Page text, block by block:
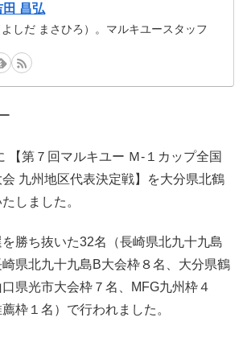
田 昌弘
よしだ まさひろ）。マルキユースタッフ
【第７回マルキユー Ｍ-１カップ全国
九州地区代表決定戦】を大分県北鶴
しました。
勝ち抜いた32名（長崎県北九十九島
崎県北九十九島B大会枠８名、大分県鶴
県光市大会枠７名、MFG九州枠４
枠１名）で行われました。